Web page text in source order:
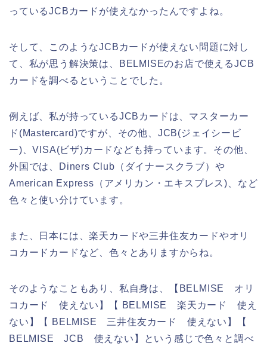
っているJCBカードが使えなかったんですよね。
そして、このようなJCBカードが使えない問題に対し
て、私が思う解決策は、BELMISEのお店で使えるJCB
カードを調べるということでした。
例えば、私が持っているJCBカードは、マスターカー
ド(Mastercard)ですが、その他、JCB(ジェイシービ
ー)、VISA(ビザ)カードなども持っています。その他、
外国では、Diners Club（ダイナースクラブ）や
American Express（アメリカン・エキスプレス)、など
色々と使い分けています。
また、日本には、楽天カードや三井住友カードやオリ
コカードカードなど、色々とありますからね。
そのようなこともあり、私自身は、【BELMISE オリ
コカード 使えない】【 BELMISE 楽天カード 使え
ない】【 BELMISE 三井住友カード 使えない】【
BELMISE JCB 使えない】という感じで色々と調べ